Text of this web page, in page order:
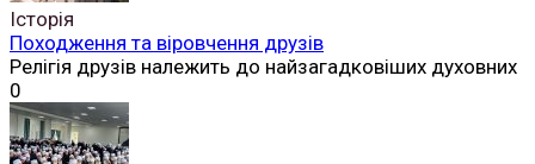
Історія
Походження та віровчення друзів
Релігія друзів належить до найзагадковіших духовних
0